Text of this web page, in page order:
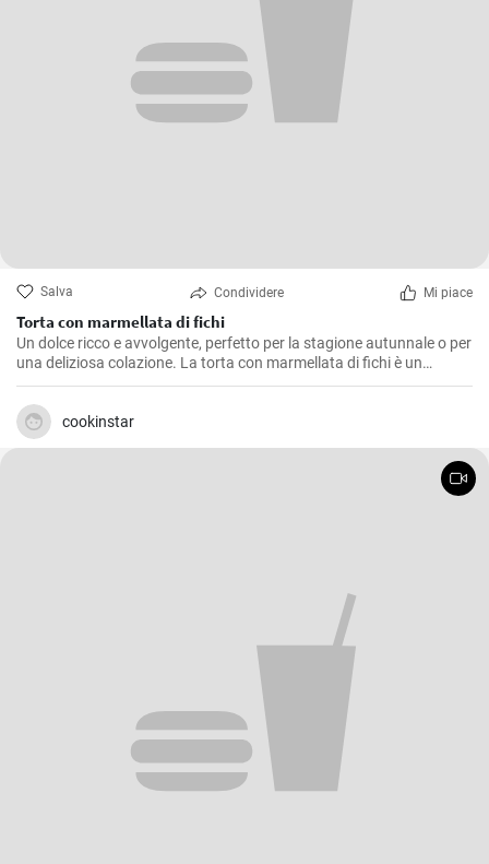
Salva Condividere Mi piace
Torta con marmellata di fichi
Un dolce ricco e avvolgente, perfetto per la stagione autunnale o per
una deliziosa colazione. La torta con marmellata di fichi è un
dessert saporito e profumato, ideale anche come fine pasto.
cookinstar